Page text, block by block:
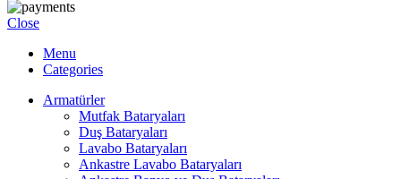
Close
Menu
Categories
Armatürler
Mutfak Bataryaları
Duş Bataryaları
Lavabo Bataryaları
Ankastre Lavabo Bataryaları